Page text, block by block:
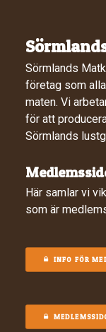
Sörmlands
företag som
maten. Vi
för att
Sörmlands
Här samlar vi
som är
INFO FÖR